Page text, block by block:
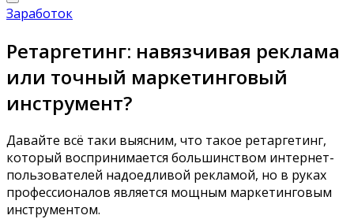
Заработок
Ретаргетинг: навязчивая реклама
или точный маркетинговый
инструмент?
Давайте всё таки выясним, что такое ретаргетинг,
который воспринимается большинством интернет-
пользователей надоедливой рекламой, но в руках
профессионалов является мощным маркетинговым
инструментом.